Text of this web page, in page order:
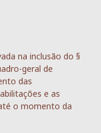
na inclusão do §
geral de
das
e as
o momento da